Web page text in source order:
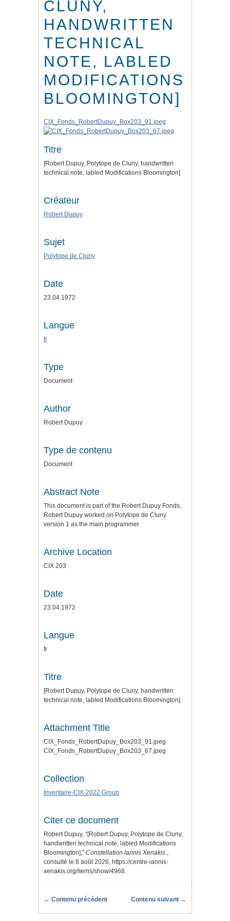
CLUNY,
HANDWRITTEN
TECHNICAL
NOTE, LABLED
MODIFICATIONS
BLOOMINGTON]
CIX_Fonds_RobertDupuy_Box203_91.jpeg
Titre
[Robert Dupuy, Polytope de Cluny, handwritten
technical note, labled Modifications Bloomington]
Créateur
Robert Dupuy
Sujet
Polytope de Cluny
Date
23.04.1972
Langue
fr
Type
Document
Author
Robert Dupuy
Type de contenu
Document
Abstract Note
This document is part of the Robert Dupuy Fonds.
Robert Dupuy worked on Polytope de Cluny
version 1 as the main programmer.
Archive Location
CIX 203
Date
23.04.1972
Langue
fr
Titre
[Robert Dupuy, Polytope de Cluny, handwritten
technical note, labled Modifications Bloomington]
Attachment Title
CIX_Fonds_RobertDupuy_Box203_91.jpeg
CIX_Fonds_RobertDupuy_Box203_67.jpeg
Collection
Inventaire-CIX-2022 Group
Citer ce document
Robert Dupuy, “[Robert Dupuy, Polytope de Cluny,
handwritten technical note, labled Modifications
Bloomington],” Constellation Iannis Xenakis.,
consulté le 8 août 2026, https://centre-iannis-
xenakis.org/items/show/4968.
← Contenu précédent Contenu suivant →